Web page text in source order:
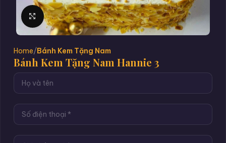
Click to enlarge
Home Bánh Kem Tặng Nam
Bánh Kem Tặng Nam Hannie 3